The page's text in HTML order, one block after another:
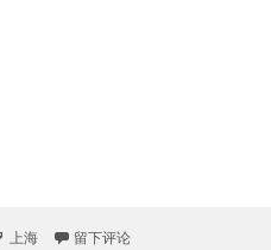
标
上海 于多灾多难的上海之行
留下评论